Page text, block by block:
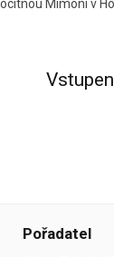
Mimoni v
Pořadatel